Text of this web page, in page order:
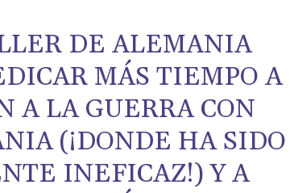
DE ALEMANIA
MÁS TIEMPO A
A LA GUERRA CON
(¡DONDE HA SIDO
INEFICAZ!) Y A